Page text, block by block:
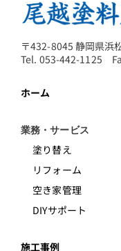
〒432-8045 静岡県浜
Tel. 053-442-1125
ホーム
業務・サービス
塗り替え
リフォーム
空き家管理
DIYサポート
施工事例